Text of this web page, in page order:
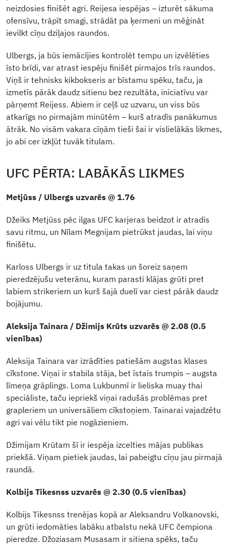
neizdosies finišēt agri. Reijesa iespējas – izturēt sākuma
ofensīvu, trāpīt smagi, strādāt pa ķermeni un mēģināt
ievilkt cīņu dziļajos raundos.
Ulbergs, ja būs iemācījies kontrolēt tempu un izvēlēties
īsto brīdi, var atrast iespēju finišēt pirmajos trīs raundos.
Viņš ir tehnisks kikbokseris ar bīstamu spēku, taču, ja
izmetīs pārāk daudz sitienu bez rezultāta, iniciatīvu var
pārņemt Reijess. Abiem ir ceļš uz uzvaru, un viss būs
atkarīgs no pirmajām minūtēm – kurš atradīs panākumus
ātrāk. No visām vakara cīņām tieši šai ir vislielākās likmes,
jo abi cer izkļūt tuvāk titulam.
UFC PĒRTA: LABĀKĀS LIKMES
Metjūss / Ulbergs uzvarēs @ 1.76
Džeiks Metjūss pēc ilgas UFC karjeras beidzot ir atradis
savu ritmu, un Nīlam Megnijam pietrūkst jaudas, lai viņu
finišētu.
Karloss Ulbergs ir uz titula takas un šoreiz saņem
pieredzējušu veterānu, kuram parasti klājas grūti pret
labiem strikeriem un kurš šajā duelī var ciest pārāk daudz
bojājumu.
Aleksija Tainara / Džimijs Krūts uzvarēs @ 2.08 (0.5
vienības)
Aleksija Tainara var izrādīties patiešām augstas klases
cīkstone. Viņai ir stabila stāja, bet īstais trumpis – augsta
līmeņa grāplings. Loma Lukbunmī ir lieliska muay thai
speciāliste, taču iepriekš viņai radušās problēmas pret
grapleriem un universāliem cīkstoņiem. Tainarai vajadzētu
agri vai vēlu tikt pie nogāzieniem.
Džimijam Krūtam šī ir iespēja izcelties mājas publikas
priekšā. Viņam pietiek jaudas, lai pabeigtu cīņu jau pirmajā
raundā.
Kolbijs Tikesnss uzvarēs @ 2.30 (0.5 vienības)
Kolbijs Tikesnss trenējas kopā ar Aleksandru Volkanovski,
un grūti iedomāties labāku atbalstu nekā UFC čempiona
pieredze. Džoziasam Musasam ir sitiena spēks, taču